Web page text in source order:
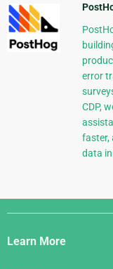
error
CDP,
faster,
data
Django
Links
Learn More